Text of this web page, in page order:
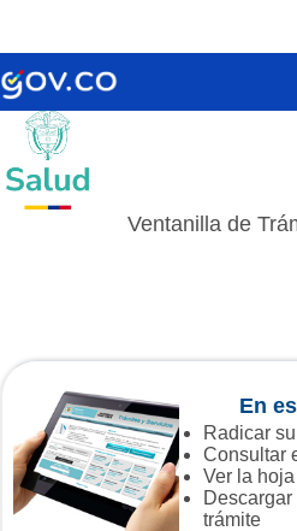
Ventanilla de
En
Radicar
Consultar
Ver la
trámite